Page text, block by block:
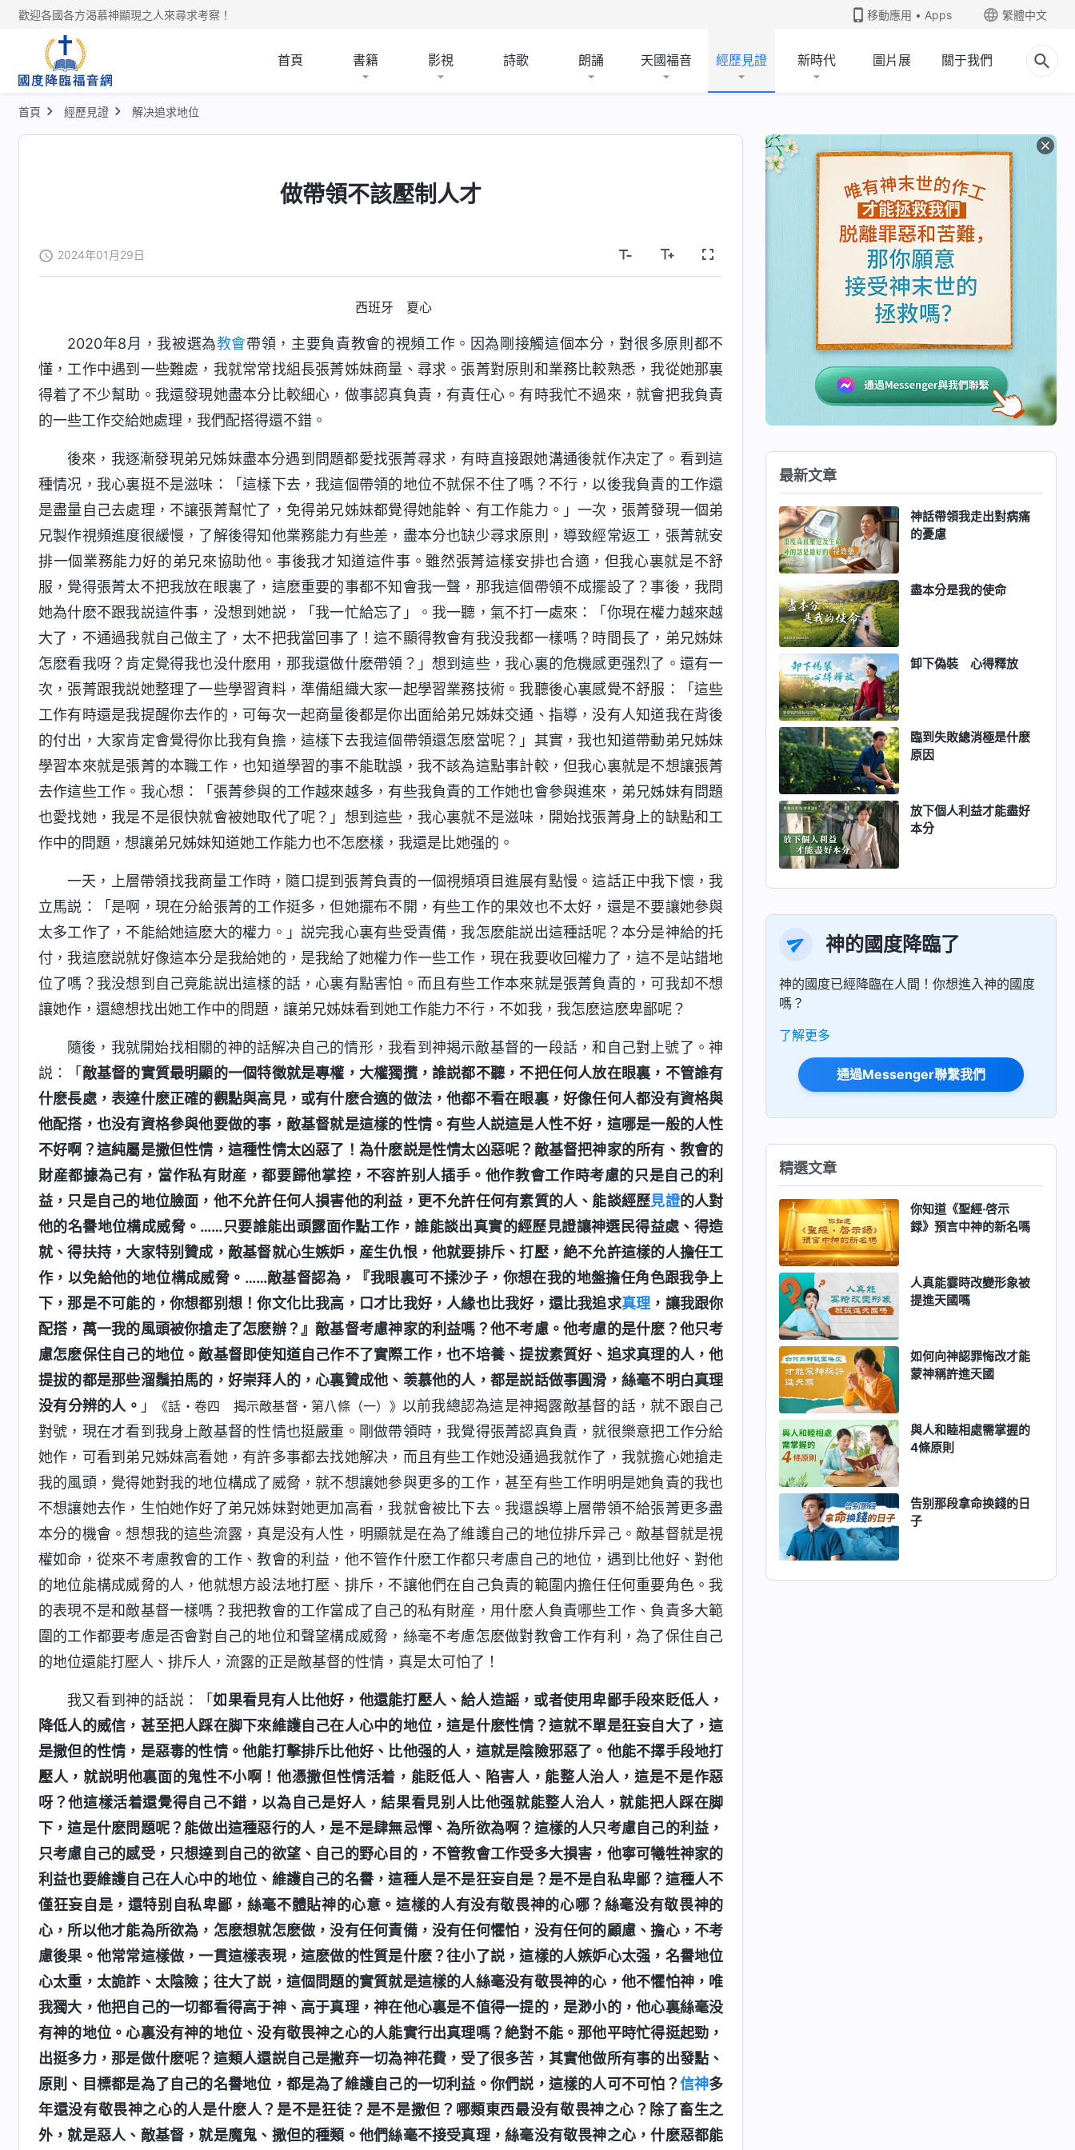
歡迎各國各方渴慕神顯現之人來尋求考察！ 移動應用 • Apps 繁體中文
首頁 書籍 影視 詩歌 朗誦 天國福音 經歷見證 新時代 圖片展 關于我們
首頁 經歷見證 解决追求地位
做帶領不該壓制人才
2024年01月29日
西班牙 夏心
2020年8月，我被選為教會帶領，主要負責教會的視頻工作。因為剛接觸這個本分，對很多原則都不
懂，工作中遇到一些難處，我就常常找組長張菁姊妹商量、尋求。張菁對原則和業務比較熟悉，我從她那裏
得着了不少幫助。我還發現她盡本分比較細心，做事認真負責，有責任心。有時我忙不過來，就會把我負責
的一些工作交給她處理，我們配搭得還不錯。
後來，我逐漸發現弟兄姊妹盡本分遇到問題都愛找張菁尋求，有時直接跟她溝通後就作决定了。看到這
種情况，我心裏挺不是滋味：「這樣下去，我這個帶領的地位不就保不住了嗎？不行，以後我負責的工作還
是盡量自己去處理，不讓張菁幫忙了，免得弟兄姊妹都覺得她能幹、有工作能力。」一次，張菁發現一個弟
兄製作視頻進度很緩慢，了解後得知他業務能力有些差，盡本分也缺少尋求原則，導致經常返工，張菁就安
排一個業務能力好的弟兄來協助他。事後我才知道這件事。雖然張菁這樣安排也合適，但我心裏就是不舒
服，覺得張菁太不把我放在眼裏了，這麽重要的事都不知會我一聲，那我這個帶領不成擺設了？事後，我問
她為什麽不跟我説這件事，没想到她説，「我一忙給忘了」。我一聽，氣不打一處來：「你現在權力越來越
大了，不通過我就自己做主了，太不把我當回事了！這不顯得教會有我没我都一樣嗎？時間長了，弟兄姊妹
怎麽看我呀？肯定覺得我也没什麽用，那我還做什麽帶領？」想到這些，我心裏的危機感更强烈了。還有一
次，張菁跟我説她整理了一些學習資料，準備組織大家一起學習業務技術。我聽後心裏感覺不舒服：「這些
工作有時還是我提醒你去作的，可每次一起商量後都是你出面給弟兄姊妹交通、指導，没有人知道我在背後
的付出，大家肯定會覺得你比我有負擔，這樣下去我這個帶領還怎麽當呢？」其實，我也知道帶動弟兄姊妹
學習本來就是張菁的本職工作，也知道學習的事不能耽誤，我不該為這點事計較，但我心裏就是不想讓張菁
去作這些工作。我心想：「張菁參與的工作越來越多，有些我負責的工作她也會參與進來，弟兄姊妹有問題
也愛找她，我是不是很快就會被她取代了呢？」想到這些，我心裏就不是滋味，開始找張菁身上的缺點和工
作中的問題，想讓弟兄姊妹知道她工作能力也不怎麽樣，我還是比她强的。
一天，上層帶領找我商量工作時，隨口提到張菁負責的一個視頻項目進展有點慢。這話正中我下懷，我
立馬説：「是啊，現在分給張菁的工作挺多，但她擺布不開，有些工作的果效也不太好，還是不要讓她參與
太多工作了，不能給她這麽大的權力。」説完我心裏有些受責備，我怎麽能説出這種話呢？本分是神給的托
付，我這麽説就好像這本分是我給她的，是我給了她權力作一些工作，現在我要收回權力了，這不是站錯地
位了嗎？我没想到自己竟能説出這樣的話，心裏有點害怕。而且有些工作本來就是張菁負責的，可我却不想
讓她作，還總想找出她工作中的問題，讓弟兄姊妹看到她工作能力不行，不如我，我怎麽這麽卑鄙呢？
隨後，我就開始找相關的神的話解决自己的情形，我看到神揭示敵基督的一段話，和自己對上號了。神
説：「 敵基督的實質最明顯的一個特徵就是專權，大權獨攬，誰説都不聽，不把任何人放在眼裏，不管誰有
什麽長處，表達什麽正確的觀點與高見，或有什麽合適的做法，他都不看在眼裏，好像任何人都没有資格與
他配搭，也没有資格參與他要做的事，敵基督就是這樣的性情。有些人説這是人性不好，這哪是一般的人性
不好啊？這純屬是撒但性情，這種性情太凶惡了！為什麽説是性情太凶惡呢？敵基督把神家的所有、教會的
財産都據為己有，當作私有財産，都要歸他掌控，不容許别人插手。他作教會工作時考慮的只是自己的利
益，只是自己的地位臉面，他不允許任何人損害他的利益，更不允許任何有素質的人、能談經歷見證的人對
他的名譽地位構成威脅。……只要誰能出頭露面作點工作，誰能談出真實的經歷見證讓神選民得益處、得造
就、得扶持，大家特别贊成，敵基督就心生嫉妒，産生仇恨，他就要排斥、打壓，絶不允許這樣的人擔任工
作，以免給他的地位構成威脅。……敵基督認為，『我眼裏可不揉沙子，你想在我的地盤擔任角色跟我争上
下，那是不可能的，你想都别想！你文化比我高，口才比我好，人緣也比我好，還比我追求真理 ，讓我跟你
配搭，萬一我的風頭被你搶走了怎麽辦？』敵基督考慮神家的利益嗎？他不考慮。他考慮的是什麽？他只考
慮怎麽保住自己的地位。敵基督即使知道自己作不了實際工作，也不培養、提拔素質好、追求真理的人，他
提拔的都是那些溜鬚拍馬的，好崇拜人的，心裏贊成他、羡慕他的人，都是説話做事圓滑，絲毫不明白真理
没有分辨的人。 」 《話・卷四 揭示敵基督・第八條（一）》 以前我總認為這是神揭露敵基督的話，就不跟自己
對號，現在才看到我身上敵基督的性情也挺嚴重。剛做帶領時，我覺得張菁認真負責，就很樂意把工作分給
她作，可看到弟兄姊妹高看她，有許多事都去找她解决，而且有些工作她没通過我就作了，我就擔心她搶走
我的風頭，覺得她對我的地位構成了威脅，就不想讓她參與更多的工作，甚至有些工作明明是她負責的我也
不想讓她去作，生怕她作好了弟兄姊妹對她更加高看，我就會被比下去。我還誤導上層帶領不給張菁更多盡
本分的機會。想想我的這些流露，真是没有人性，明顯就是在為了維護自己的地位排斥异己。敵基督就是視
權如命，從來不考慮教會的工作、教會的利益，他不管作什麽工作都只考慮自己的地位，遇到比他好、對他
的地位能構成威脅的人，他就想方設法地打壓、排斥，不讓他們在自己負責的範圍内擔任任何重要角色。我
的表現不是和敵基督一樣嗎？我把教會的工作當成了自己的私有財産，用什麽人負責哪些工作、負責多大範
圍的工作都要考慮是否會對自己的地位和聲望構成威脅，絲毫不考慮怎麽做對教會工作有利，為了保住自己
的地位還能打壓人、排斥人，流露的正是敵基督的性情，真是太可怕了！
我又看到神的話説：「如果看見有人比他好，他還能打壓人、給人造謡，或者使用卑鄙手段來貶低人，
降低人的威信，甚至把人踩在脚下來維護自己在人心中的地位，這是什麽性情？這就不單是狂妄自大了，這
是撒但的性情，是惡毒的性情。他能打擊排斥比他好、比他强的人，這就是陰險邪惡了。他能不擇手段地打
壓人，就説明他裏面的鬼性不小啊！他憑撒但性情活着，能貶低人、陷害人，能整人治人，這是不是作惡
呀？他這樣活着還覺得自己不錯，以為自己是好人，結果看見别人比他强就能整人治人，就能把人踩在脚
下，這是什麽問題呢？能做出這種惡行的人，是不是肆無忌憚、為所欲為啊？這樣的人只考慮自己的利益，
只考慮自己的感受，只想達到自己的欲望、自己的野心目的，不管教會工作受多大損害，他寧可犧牲神家的
利益也要維護自己在人心中的地位、維護自己的名譽，這種人是不是狂妄自是？是不是自私卑鄙？這種人不
僅狂妄自是，還特别自私卑鄙，絲毫不體貼神的心意。這樣的人有没有敬畏神的心哪？絲毫没有敬畏神的
心，所以他才能為所欲為，怎麽想就怎麽做，没有任何責備，没有任何懼怕，没有任何的顧慮、擔心，不考
慮後果。他常常這樣做，一貫這樣表現，這麽做的性質是什麽？往小了説，這樣的人嫉妒心太强，名譽地位
心太重，太詭詐、太陰險；往大了説，這個問題的實質就是這樣的人絲毫没有敬畏神的心，他不懼怕神，唯
我獨大，他把自己的一切都看得高于神、高于真理，神在他心裏是不值得一提的，是渺小的，他心裏絲毫没
有神的地位。心裏没有神的地位、没有敬畏神之心的人能實行出真理嗎？絶對不能。那他平時忙得挺起勁，
出挺多力，那是做什麽呢？這類人還説自己是撇弃一切為神花費，受了很多苦，其實他做所有事的出發點、
原則、目標都是為了自己的名譽地位，都是為了維護自己的一切利益。你們説，這樣的人可不可怕？信神多
年還没有敬畏神之心的人是什麽人？是不是狂徒？是不是撒但？哪類東西最没有敬畏神之心？除了畜生之
外，就是惡人、敵基督，就是魔鬼、撒但的種類。他們絲毫不接受真理，絲毫没有敬畏神之心，什麽惡都能
最新文章
神話帶領我走出對病痛
的憂慮
盡本分是我的使命
卸下偽裝 心得釋放
臨到失敗總消極是什麽
原因
放下個人利益才能盡好
本分
神的國度降臨了
神的國度已經降臨在人間！你想進入神的國度
嗎？
了解更多
通過Messenger聯繫我們
精選文章
你知道《聖經·啓示
録》預言中神的新名嗎
人真能霎時改變形象被
提進天國嗎
如何向神認罪悔改才能
蒙神稱許進天國
與人和睦相處需掌握的
4條原則
告别那段拿命换錢的日
子